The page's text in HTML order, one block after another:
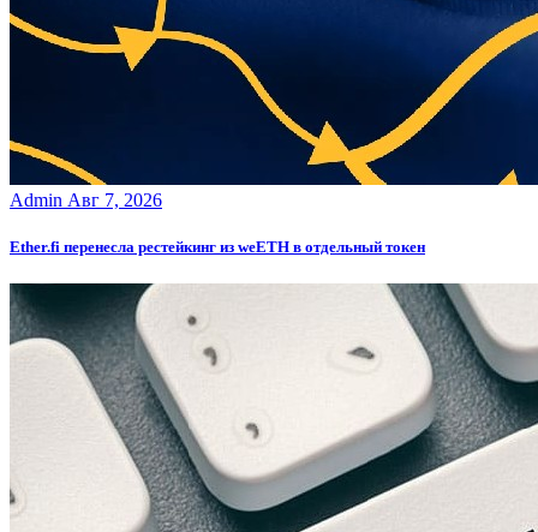
Admin Авг 7, 2026
Ether.fi перенесла рестейкинг из weETH в отдельный токен